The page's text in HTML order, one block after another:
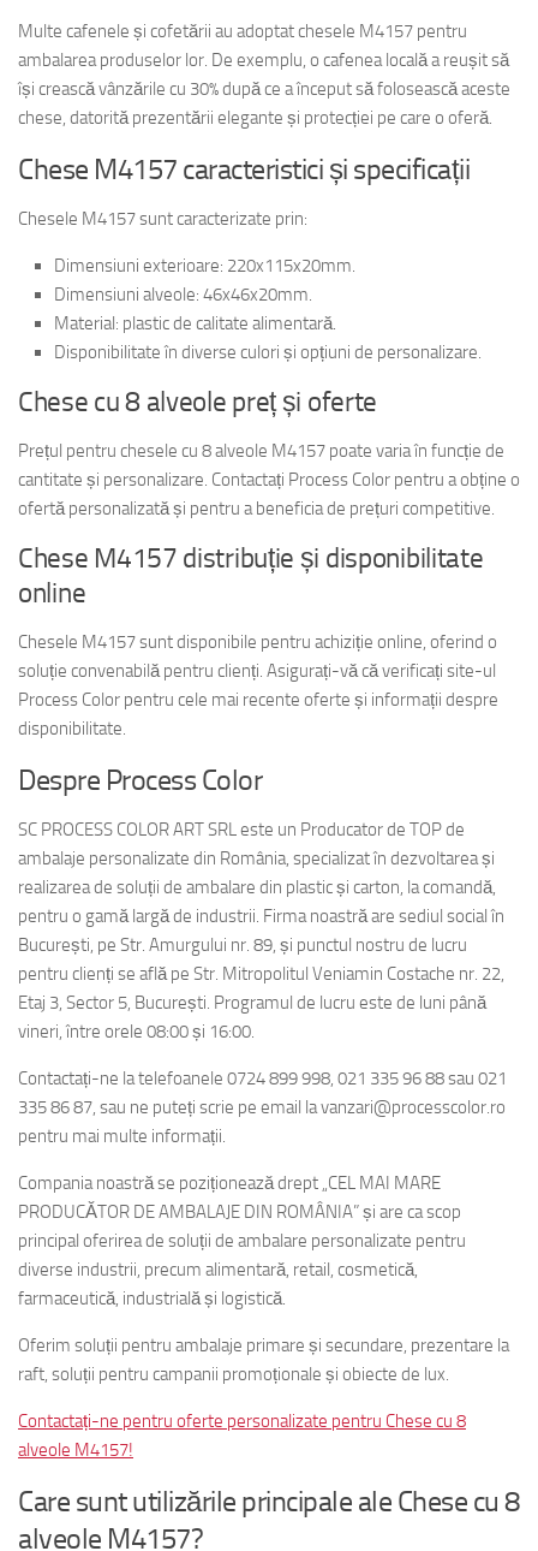
Multe cafenele și cofetării au adoptat chesele M4157 pentru
ambalarea produselor lor. De exemplu, o cafenea locală a reușit să
își crească vânzările cu 30% după ce a început să folosească aceste
chese, datorită prezentării elegante și protecției pe care o oferă.
Chese M4157 caracteristici și specificații
Chesele M4157 sunt caracterizate prin:
Dimensiuni exterioare: 220x115x20mm.
Dimensiuni alveole: 46x46x20mm.
Material: plastic de calitate alimentară.
Disponibilitate în diverse culori și opțiuni de personalizare.
Chese cu 8 alveole preț și oferte
Prețul pentru chesele cu 8 alveole M4157 poate varia în funcție de
cantitate și personalizare. Contactați Process Color pentru a obține o
ofertă personalizată și pentru a beneficia de prețuri competitive.
Chese M4157 distribuție și disponibilitate
online
Chesele M4157 sunt disponibile pentru achiziție online, oferind o
soluție convenabilă pentru clienți. Asigurați-vă că verificați site-ul
Process Color pentru cele mai recente oferte și informații despre
disponibilitate.
Despre Process Color
SC PROCESS COLOR ART SRL este un Producator de TOP de
ambalaje personalizate din România, specializat în dezvoltarea și
realizarea de soluții de ambalare din plastic și carton, la comandă,
pentru o gamă largă de industrii. Firma noastră are sediul social în
București, pe Str. Amurgului nr. 89, și punctul nostru de lucru
pentru clienți se află pe Str. Mitropolitul Veniamin Costache nr. 22,
Etaj 3, Sector 5, București. Programul de lucru este de luni până
vineri, între orele 08:00 și 16:00.
Contactați-ne la telefoanele 0724 899 998, 021 335 96 88 sau 021
335 86 87, sau ne puteți scrie pe email la vanzari@processcolor.ro
pentru mai multe informații.
Compania noastră se poziționează drept „CEL MAI MARE
PRODUCĂTOR DE AMBALAJE DIN ROMÂNIA” și are ca scop
principal oferirea de soluții de ambalare personalizate pentru
diverse industrii, precum alimentară, retail, cosmetică,
farmaceutică, industrială și logistică.
Oferim soluții pentru ambalaje primare și secundare, prezentare la
raft, soluții pentru campanii promoționale și obiecte de lux.
Contactați-ne pentru oferte personalizate pentru Chese cu 8
alveole M4157!
Care sunt utilizările principale ale Chese cu 8
alveole M4157?